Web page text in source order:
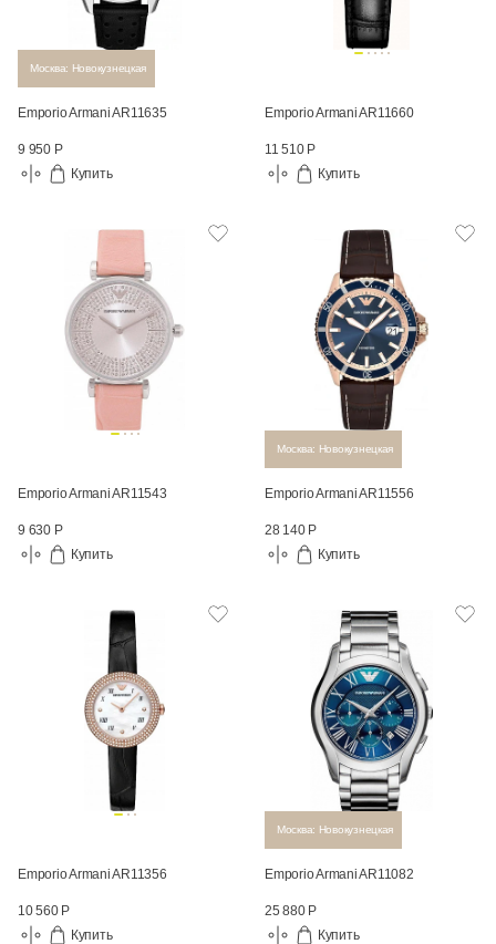
Москва: Новокузнецкая
Emporio Armani AR11635
9 950 Р
Купить
Emporio Armani AR11660
11 510 Р
Купить
Emporio Armani AR11543
9 630 Р
Купить
Москва: Новокузнецкая
Emporio Armani AR11556
28 140 Р
Купить
Emporio Armani AR11356
10 560 Р
Купить
Москва: Новокузнецкая
Emporio Armani AR11082
25 880 Р
Купить